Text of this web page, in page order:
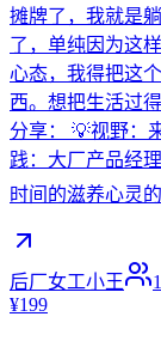
摊牌了，我就是
了，单纯因为这
心态，我得把这
西。想把生活过
分享： 💡视野：
践：大厂产品经
时间的滋养心灵
后厂女工小王
¥199